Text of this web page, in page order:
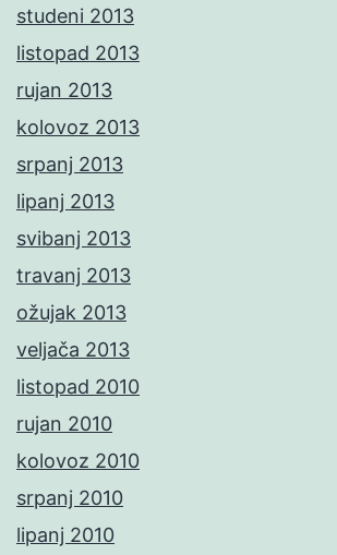
studeni 2013
listopad 2013
rujan 2013
kolovoz 2013
srpanj 2013
lipanj 2013
svibanj 2013
travanj 2013
ožujak 2013
veljača 2013
listopad 2010
rujan 2010
kolovoz 2010
srpanj 2010
lipanj 2010